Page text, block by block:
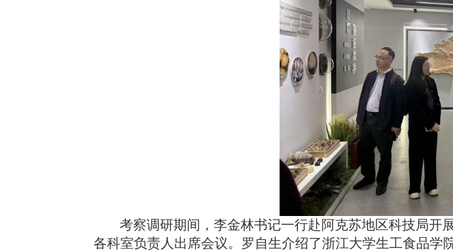
考察调研期间，李金林书记一行赴阿克苏地区科技局开
各科室负责人出席会议。罗自生介绍了浙江大学生工食品